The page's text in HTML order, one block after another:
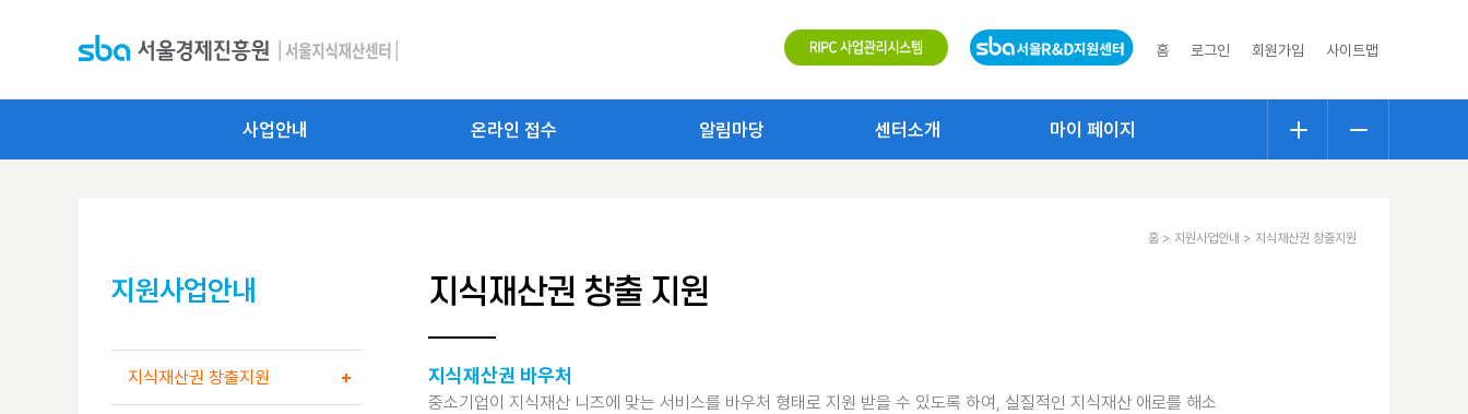
홈 로그인 회원가입 사이트맵
사업안내 온라인 접수 알림마당 센터소개 마이 페이지
지원사업안내
지식재산권 창출지원
홈 > 지원사업안내 > 지식재산권 창출지원
지식재산권 창출 지원
지식재산권 바우처
중소기업이 지식재산 니즈에 맞는 서비스를 바우처 형태로 지원 받을 수 있도록 하여, 실질적인 지식재산 애로를 해소